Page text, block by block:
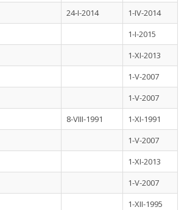
24-I-2014
1-IV-2014
1-I-2015
1-XI-2013
1-V-2007
1-V-2007
8-VIII-1991
1-XI-1991
1-V-2007
1-XI-2013
1-V-2007
1-XII-1995